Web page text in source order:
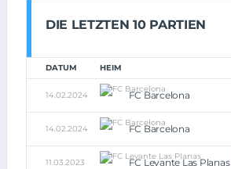
DIE LETZTEN 10 PARTIEN
DATUM HEIM
14.02.2024 FC Barcelona
14.02.2024 FC Barcelona
11.03.2023 FC Levante Las Planas